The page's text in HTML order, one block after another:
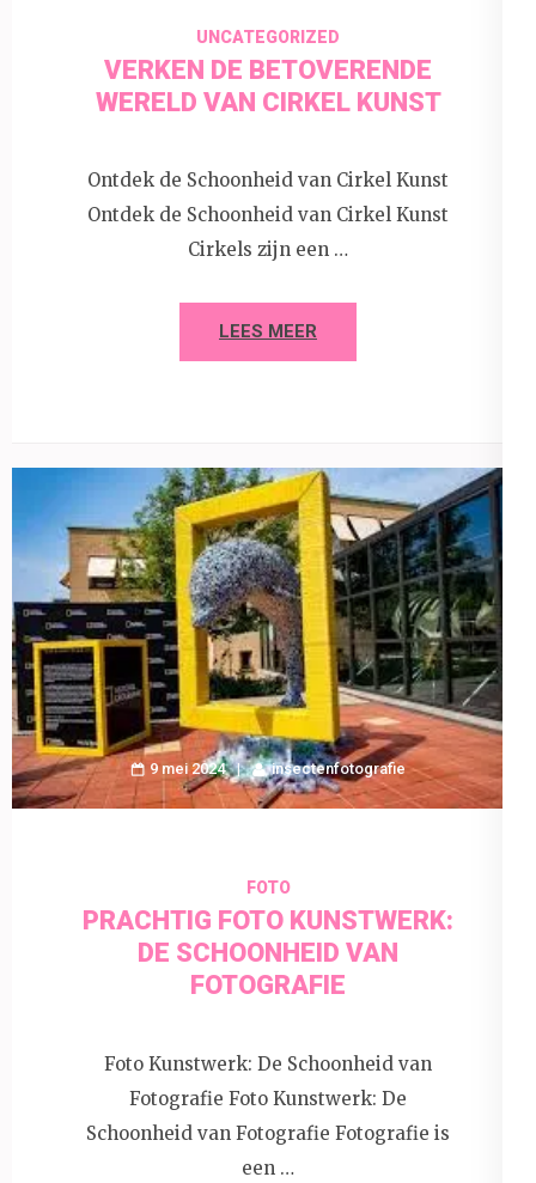
UNCATEGORIZED
VERKEN DE BETOVERENDE
WERELD VAN CIRKEL KUNST
Ontdek de Schoonheid van Cirkel Kunst
Ontdek de Schoonheid van Cirkel Kunst
Cirkels zijn een …
LEES MEER
9 mei 2024 insectenfotografie
FOTO
PRACHTIG FOTO KUNSTWERK:
DE SCHOONHEID VAN
FOTOGRAFIE
Foto Kunstwerk: De Schoonheid van
Fotografie Foto Kunstwerk: De
Schoonheid van Fotografie Fotografie is
een …